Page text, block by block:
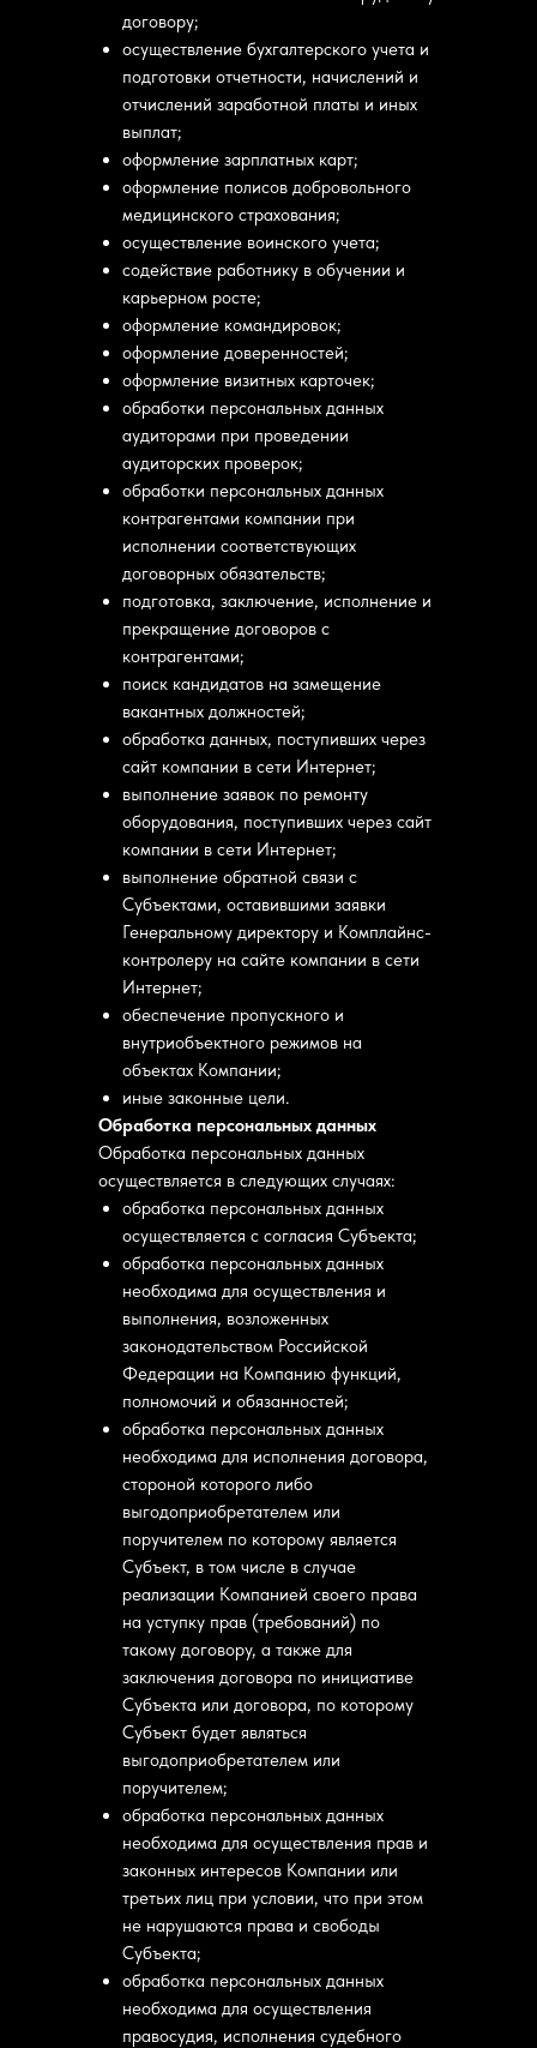
договору;
осуществление бухгалтерского учета и
подготовки отчетности, начислений и
отчислений заработной платы и иных
выплат;
оформление зарплатных карт;
оформление полисов добровольного
медицинского страхования;
осуществление воинского учета;
содействие работнику в обучении и
карьерном росте;
оформление командировок;
оформление доверенностей;
оформление визитных карточек;
обработки персональных данных
аудиторами при проведении
аудиторских проверок;
обработки персональных данных
контрагентами компании при
исполнении соответствующих
договорных обязательств;
подготовка, заключение, исполнение и
прекращение договоров с
контрагентами;
поиск кандидатов на замещение
вакантных должностей;
обработка данных, поступивших через
сайт компании в сети Интернет;
выполнение заявок по ремонту
оборудования, поступивших через сайт
компании в сети Интернет;
выполнение обратной связи с
Субъектами, оставившими заявки
Генеральному директору и Комплайнс-
контролеру на сайте компании в сети
Интернет;
обеспечение пропускного и
внутриобъектного режимов на
объектах Компании;
иные законные цели.
Обработка персональных данных
Обработка персональных данных
осуществляется в следующих случаях:
обработка персональных данных
осуществляется с согласия Субъекта;
обработка персональных данных
необходима для осуществления и
выполнения, возложенных
законодательством Российской
Федерации на Компанию функций,
полномочий и обязанностей;
обработка персональных данных
необходима для исполнения договора,
стороной которого либо
выгодоприобретателем или
поручителем по которому является
Субъект, в том числе в случае
реализации Компанией своего права
на уступку прав (требований) по
такому договору, а также для
заключения договора по инициативе
Субъекта или договора, по которому
Субъект будет являться
выгодоприобретателем или
поручителем;
обработка персональных данных
необходима для осуществления прав и
законных интересов Компании или
третьих лиц при условии, что при этом
не нарушаются права и свободы
Субъекта;
обработка персональных данных
необходима для осуществления
правосудия, исполнения судебного